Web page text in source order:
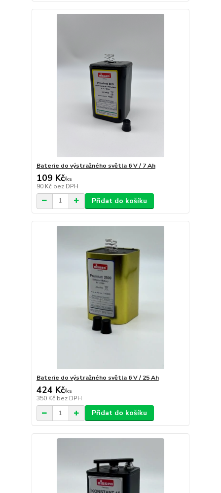
Baterie do výstražného světla 6 V / 7 Ah
109 Kč/ks
90 Kč bez DPH
Přidat do košíku
Baterie do výstražného světla 6 V / 25 Ah
424 Kč/ks
350 Kč bez DPH
Přidat do košíku